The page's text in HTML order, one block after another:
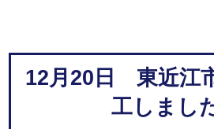
12月20日 東近江
工しまし